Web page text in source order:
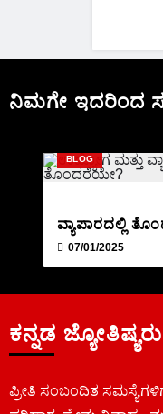
ನಿಮಗೇ ಇದರಿಂದ
BLOG
ವ್ಯಾಪಾರದಲ್ಲಿ
07/01/2025
ಕನ್ನಡ ಜ್ಯೋತಿಷ್ಯರು
ಪ್ರೀತಿ ಸಂಬಂದಿತ